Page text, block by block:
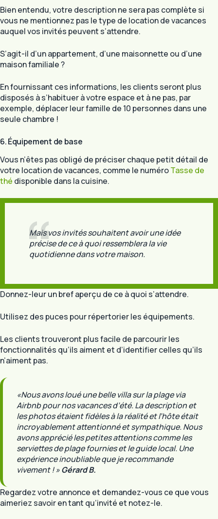
Bien entendu, votre description ne sera pas complète si
vous ne mentionnez pas le type de location de vacances
auquel vos invités peuvent s’attendre.
S’agit-il d’un appartement, d’une maisonnette ou d’une
maison familiale ?
En fournissant ces informations, les clients seront plus
disposés à s’habituer à votre espace et à ne pas, par
exemple, déplacer leur famille de 10 personnes dans une
seule chambre !
6. Équipement de base
Vous n’êtes pas obligé de préciser chaque petit détail de
votre location de vacances, comme le numéroTasse de
thé disponible dans la cuisine.
Mais vos invités souhaitent avoir une idée
précise de ce à quoi ressemblera la vie
quotidienne dans votre maison.
Donnez-leur un bref aperçu de ce à quoi s’attendre.
Utilisez des puces pour répertorier les équipements.
Les clients trouveront plus facile de parcourir les
fonctionnalités qu’ils aiment et d’identifier celles qu’ils
n’aiment pas.
«Nous avons loué une belle villa sur la plage via
Airbnb pour nos vacances d’été. La description et
les photos étaient fidèles à la réalité et l’hôte était
incroyablement attentionné et sympathique. Nous
avons apprécié les petites attentions comme les
serviettes de plage fournies et le guide local. Une
expérience inoubliable que je recommande
vivement ! »Gérard B.
Regardez votre annonce et demandez-vous ce que vous
aimeriez savoir en tant qu’invité et notez-le.